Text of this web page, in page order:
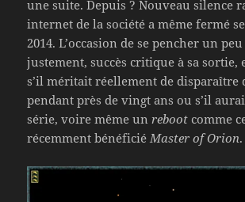
une suite. Depuis ? Nouveau silence
internet de la société a même fermé
2014. L’occasion de se pencher un
justement, succès critique à sa sortie,
s’il méritait réellement de disparaître
pendant près de vingt ans ou s’il
série, voire même unreboot comme
récemment bénéficiéMaster of Orion.